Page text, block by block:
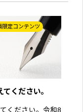
限定コンテンツ
ください。
ください。令和8